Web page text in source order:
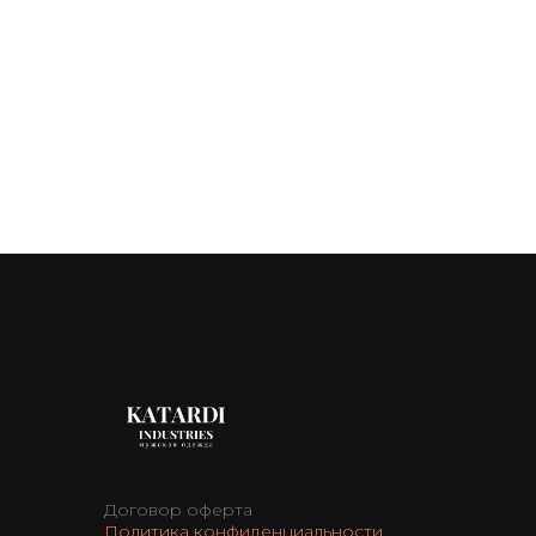
Договор оферта